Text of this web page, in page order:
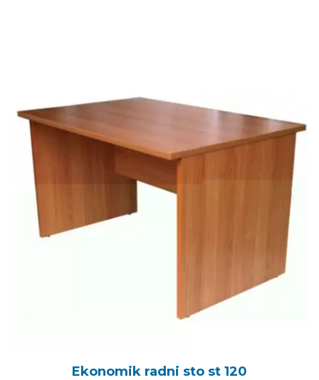
Ekonomik radni sto st 120